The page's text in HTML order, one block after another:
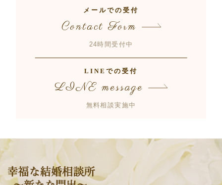
メールでの受付
Contact Form
24時間受付中
LINEでの受付
LINE message
無料相談実施中